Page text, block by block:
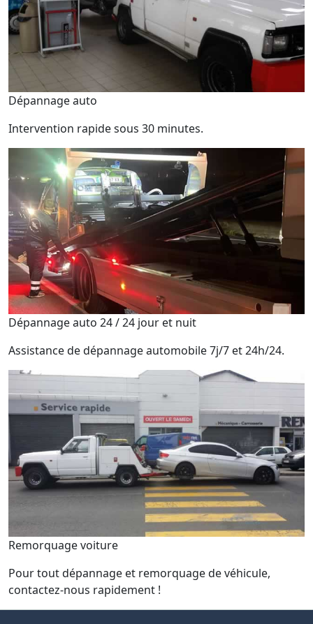
Dépannage auto
Intervention rapide sous 30 minutes.
Dépannage auto 24 / 24 jour et nuit
Assistance de dépannage automobile 7j/7 et 24h/24.
Remorquage voiture
Pour tout dépannage et remorquage de véhicule,
contactez-nous rapidement !